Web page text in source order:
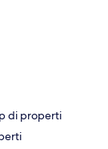
di properti